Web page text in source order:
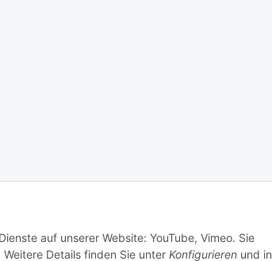
auf unserer Website: YouTube, Vimeo. Sie
Details finden Sie unter Konfigurieren und in